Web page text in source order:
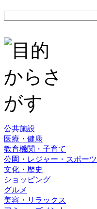
公共施設
医療・健康
教育機関・子育て
公園・レジャー・スポーツ
文化・歴史
ショッピング
グルメ
美容・リラックス